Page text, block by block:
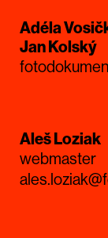
Adéla
Jan Kolský
Aleš Loziak
webmaster